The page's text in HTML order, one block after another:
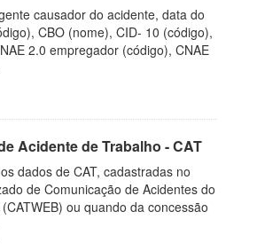
causador do acidente, data do
CBO (nome), CID- 10 (código),
2.0 empregador (código), CNAE
Acidente de Trabalho - CAT
dados de CAT, cadastradas no
de Comunicação de Acidentes do
ou quando da concessão